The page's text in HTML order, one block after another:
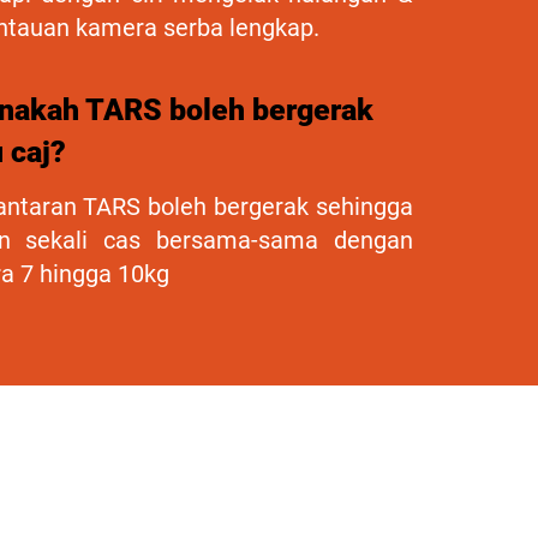
kamera serba lengkap.
TARS boleh bergerak
caj?
TARS boleh bergerak sehingga
sekali cas bersama-sama dengan
7 hingga 10kg